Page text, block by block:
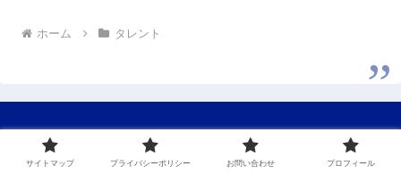
ホーム タレント
芸能エンタメサイト
サイトマップ プライバシーポリシー お問い合わせ プロフィール